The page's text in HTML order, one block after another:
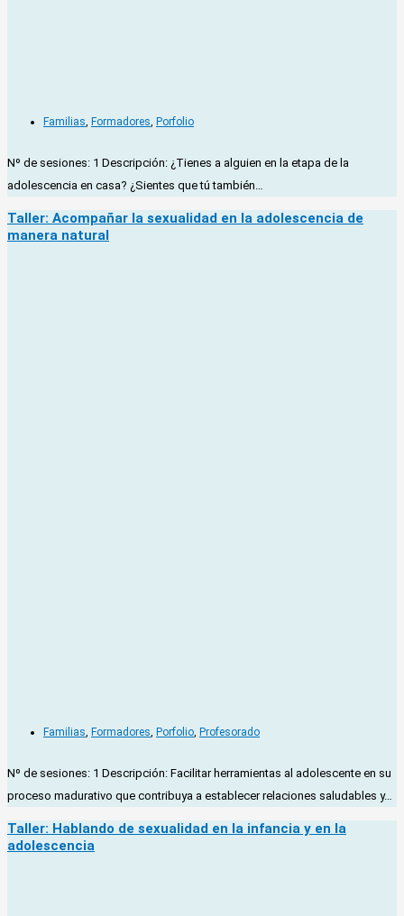
Familias, Formadores, Porfolio
Nº de sesiones: 1 Descripción: ¿Tienes a alguien en la etapa de la
adolescencia en casa? ¿Sientes que tú también…
Taller: Acompañar la sexualidad en la adolescencia de
manera natural
Familias, Formadores, Porfolio, Profesorado
Nº de sesiones: 1 Descripción: Facilitar herramientas al adolescente en su
proceso madurativo que contribuya a establecer relaciones saludables y…
Taller: Hablando de sexualidad en la infancia y en la
adolescencia